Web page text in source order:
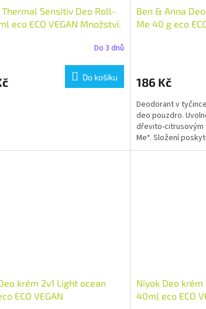
Thermal Sensitiv Deo Roll-
eco ECO VEGAN Množství:
Do 3 dnů
Do košíku
Ben & Anna
Me 40 g eco
186 Kč
Deodorant v
deo pouzdro.
dřevito-citrusovým
Me“. Složení
ochranu proti
krém 2v1 Light ocean
ECO VEGAN
Niyok Deo krém
40ml eco ECO